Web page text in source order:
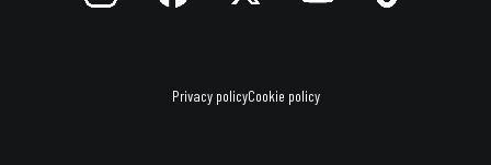
Privacy policyCookie policy